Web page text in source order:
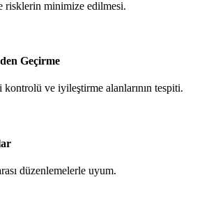
risklerin minimize edilmesi.
Geçirme
ve iyileştirme alanlarının tespiti.
düzenlemelerle uyum.